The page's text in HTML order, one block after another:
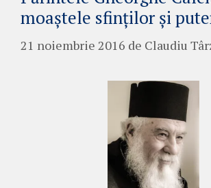
moaștele sfinților și
21 noiembrie 2016 de Claudiu